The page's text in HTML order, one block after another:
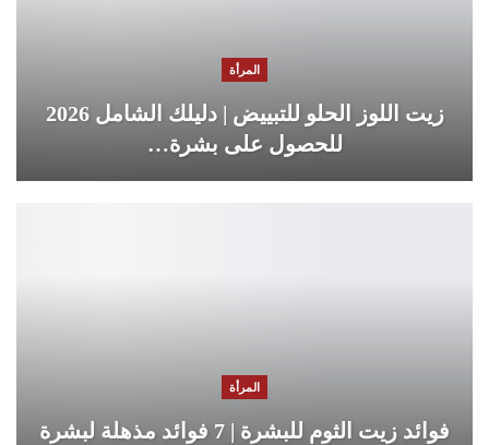
المرأة
زيت اللوز الحلو للتبييض | دليلك الشامل 2026
للحصول على بشرة…
المرأة
فوائد زيت الثوم للبشرة | 7 فوائد مذهلة لبشرة